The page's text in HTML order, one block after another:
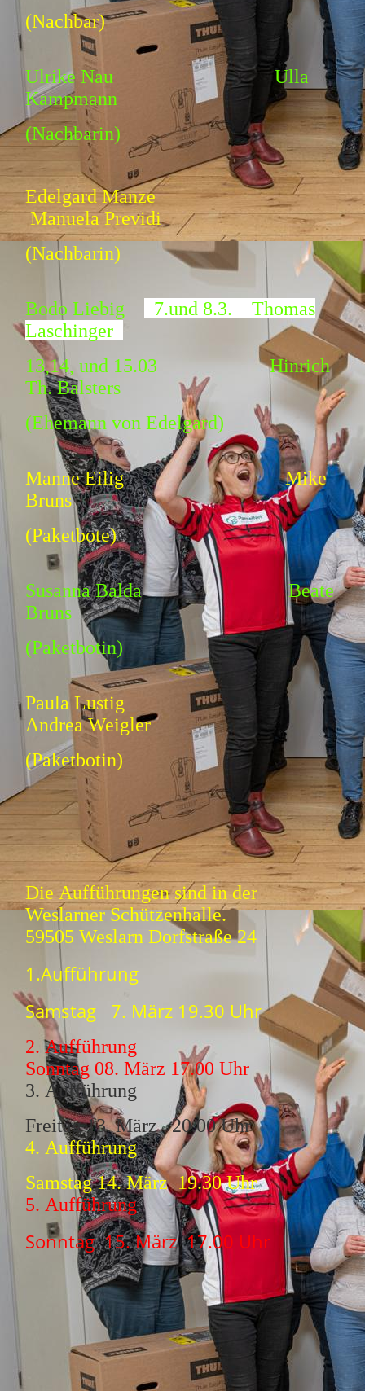
(Nachbar)
Ulrike Nau Ulla
Kampmann
(Nachbarin)
Edelgard Manze
Manuela Previdi
(Nachbarin)
Bodo Liebig
7.und 8.3. Thomas
Laschinger
13,14, und 15.03 Hinrich
Th. Balsters
(Ehemann von Edelgard)
Manne Eilig Mike
Bruns
(Paketbote)
Susanna Balda Beate
Bruns
(Paketbotin)
Paula Lustig
Andrea Weigler
(Paketbotin)
Die Aufführungen sind in der
Weslarner Schützenhalle.
59505 Weslarn Dorfstraße 24
1.Aufführung
Samstag 7. März 19.30 Uhr
2. Aufführung
Sonntag 08. März 17.00 Uhr
3. Aufführung
Freitag 13. März 20.00 Uhr
4. Aufführung
Samstag 14. März 19.30 Uhr
5. Aufführung
Sonntag 15. März 17.00 Uhr